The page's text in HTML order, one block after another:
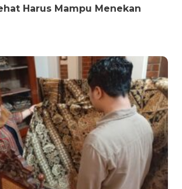
Harus Mampu Menekan